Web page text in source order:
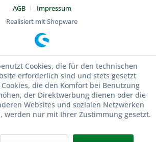
AGB
Impressum
Realisiert mit Shopware
Cookies, die für den technischen
erforderlich sind und stets gesetzt
die den Komfort bei Benutzung
der Direktwerbung dienen oder die
Websites und sozialen Netzwerken
werden nur mit Ihrer Zustimmung gesetzt.